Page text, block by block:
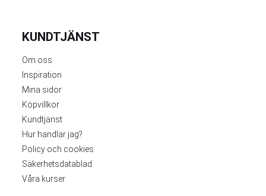
KUNDTJÄNST
Om oss
Inspiration
Mina sidor
Köpvillkor
Kundtjänst
Hur handlar jag?
Policy och cookies
Säkerhetsdatablad
Våra kurser